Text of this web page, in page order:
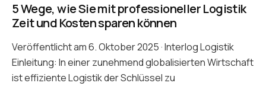
5 Wege, wie Sie mit professioneller Logistik
Zeit und Kosten sparen können
Veröffentlicht am 6. Oktober 2025 · Interlog Logistik
Einleitung: In einer zunehmend globalisierten Wirtschaft
ist effiziente Logistik der Schlüssel zu